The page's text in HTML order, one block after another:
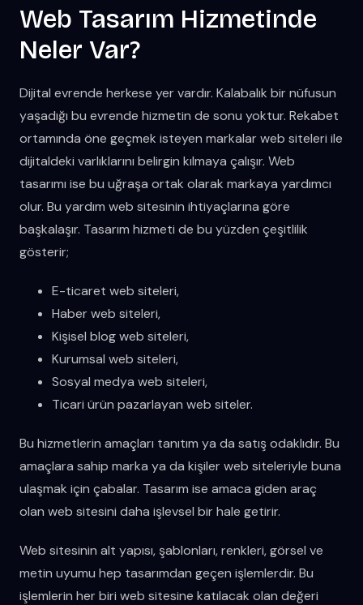
Web Tasarım Hizmetinde
Neler Var?
Dijital evrende herkese yer vardır. Kalabalık bir nüfusun
yaşadığı bu evrende hizmetin de sonu yoktur. Rekabet
ortamında öne geçmek isteyen markalar web siteleri ile
dijitaldeki varlıklarını belirgin kılmaya çalışır. Web
tasarımı ise bu uğraşa ortak olarak markaya yardımcı
olur. Bu yardım web sitesinin ihtiyaçlarına göre
başkalaşır. Tasarım hizmeti de bu yüzden çeşitlilik
gösterir;
E-ticaret web siteleri,
Haber web siteleri,
Kişisel blog web siteleri,
Kurumsal web siteleri,
Sosyal medya web siteleri,
Ticari ürün pazarlayan web siteler.
Bu hizmetlerin amaçları tanıtım ya da satış odaklıdır. Bu
amaçlara sahip marka ya da kişiler web siteleriyle buna
ulaşmak için çabalar. Tasarım ise amaca giden araç
olan web sitesini daha işlevsel bir hale getirir.
Web sitesinin alt yapısı, şablonları, renkleri, görsel ve
metin uyumu hep tasarımdan geçen işlemlerdir. Bu
işlemlerin her biri web sitesine katılacak olan değeri